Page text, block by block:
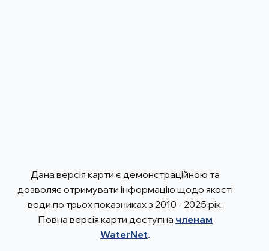
Дана версія карти є демонстраційною та
дозволяє отримувати інформацію щодо якості
води по трьох показниках з 2010 - 2025 рік.
Повна версія карти доступна членам
WaterNet.